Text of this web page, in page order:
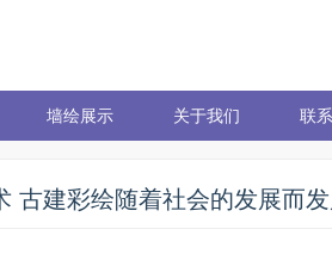
墙绘展示 关于我们 联
古建彩绘随着社会的发展而